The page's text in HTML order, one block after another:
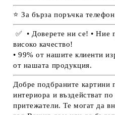
⭐ За бърза поръчка
✅
• Доверете ни се! • Ние
високо качество!
• 99% от нашите клиенти
от нашата продукция.
Добре подбраните картини
интериора и въздействат
притежатели. Те могат да